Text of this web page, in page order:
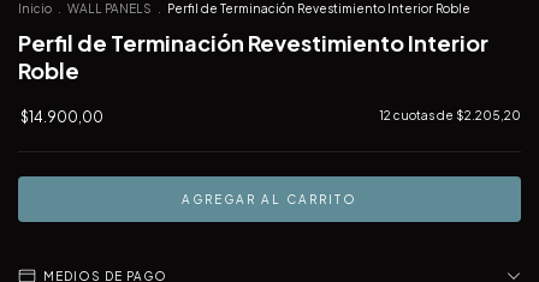
Inicio . WALL PANELS . Perfil de Terminación Revestimiento Interior Roble
Perfil de Terminación Revestimiento Interior
Roble
$14.900,00 12 cuotas de $2.205,20
MEDIOS DE PAGO